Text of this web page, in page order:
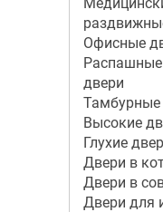
Офисные
двери
Тамбурные
Высокие
Глухие
Двери в
Двери в
Двери для
Двери для